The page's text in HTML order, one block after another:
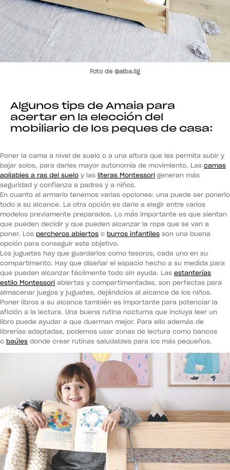
Foto de @alba.llg
Algunos tips de Amaia para
acertar en la elección del
mobiliario de los peques de casa:
Poner la cama a nivel de suelo o a una altura que les permita subir y
bajar solos, para darles mayor autonomía de movimiento. Las camas
apilables a ras del suelo y las literas Montessori generan más
seguridad y confianza a padres y a niños.
En cuanto al armario tenemos varias opciones: una puede ser ponerlo
todo a su alcance. La otra opción es darle a elegir entre varios
modelos previamente preparados. Lo más importante es que sientan
que pueden decidir y que pueden alcanzar la ropa que se van a
poner. Los percheros abiertos o burros infantiles son una buena
opción para conseguir este objetivo.
Los juguetes hay que guardarlos como tesoros, cada uno en su
compartimento. Hay que diseñar el espacio hecho a su medida para
que puedan alcanzar fácilmente todo sin ayuda. Las estanterías
estilo Montessori abiertas y compartimentadas, son perfectas para
almacenar juegos y juguetes, dejándolos al alcance de los niños.
Poner libros a su alcance también es importante para potenciar la
afición a la lectura. Una buena rutina nocturna que incluya leer un
libro puede ayudar a que duerman mejor. Para ello además de
librerías adaptadas, podemos usar zonas de lectura como bancos
o baúles donde crear rutinas saludables para los más pequeños.